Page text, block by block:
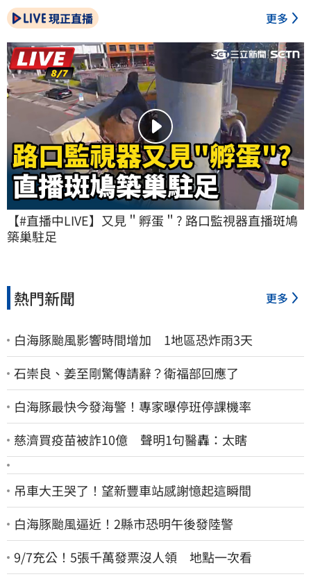
現正直播 更多
【#直播中LIVE】又見＂孵蛋＂? 路口監視器直播斑鳩
築巢駐足
熱門新聞 更多
白海豚颱風影響時間增加 1地區恐炸雨3天
石崇良、姜至剛驚傳請辭？衛福部回應了
白海豚最快今發海警！專家曝停班停課機率
慈濟買疫苗被詐10億 聲明1句醫轟：太瞎
吊車大王哭了！望新豐車站感謝憶起這瞬間
白海豚颱風逼近！2縣市恐明午後發陸警
9/7充公！5張千萬發票沒人領 地點一次看